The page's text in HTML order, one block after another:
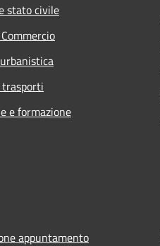
stato civile
e formazione
appuntamento